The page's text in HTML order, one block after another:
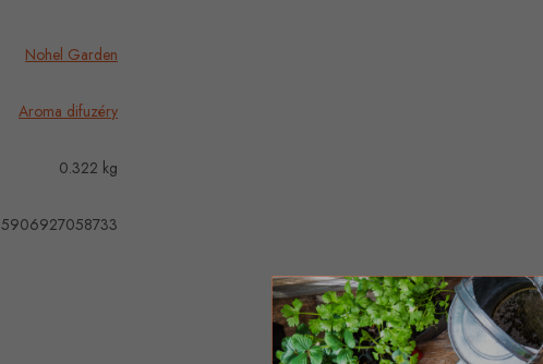
Nohel Garden
Aroma difuzéry
0.322 kg
5906927058733